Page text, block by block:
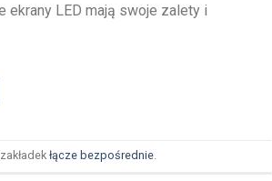
ekrany LED mają swoje zalety i
łącze bezpośrednie.